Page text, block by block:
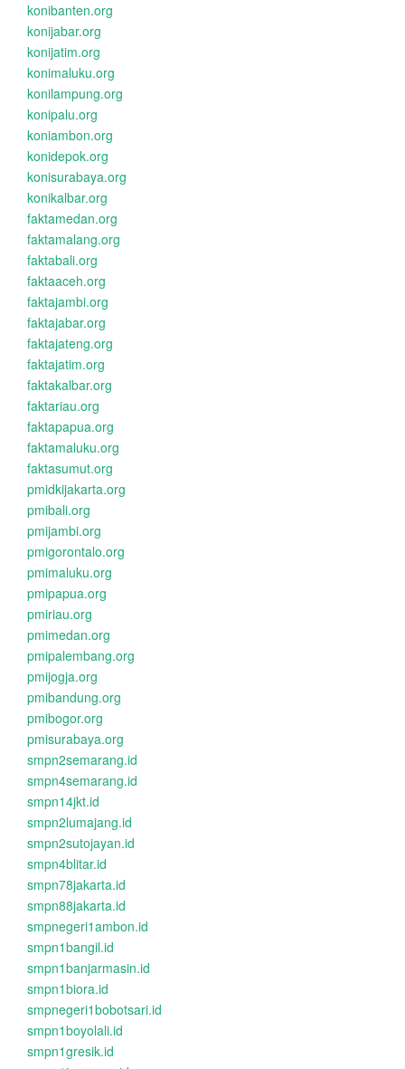
konibanten.org
konijabar.org
konijatim.org
konimaluku.org
konilampung.org
konipalu.org
koniambon.org
konidepok.org
konisurabaya.org
konikalbar.org
faktamedan.org
faktamalang.org
faktabali.org
faktaaceh.org
faktajambi.org
faktajabar.org
faktajateng.org
faktajatim.org
faktakalbar.org
faktariau.org
faktapapua.org
faktamaluku.org
faktasumut.org
pmidkijakarta.org
pmibali.org
pmijambi.org
pmigorontalo.org
pmimaluku.org
pmipapua.org
pmiriau.org
pmimedan.org
pmipalembang.org
pmijogja.org
pmibandung.org
pmibogor.org
pmisurabaya.org
smpn2semarang.id
smpn4semarang.id
smpn14jkt.id
smpn2lumajang.id
smpn2sutojayan.id
smpn4blitar.id
smpn78jakarta.id
smpn88jakarta.id
smpnegeri1ambon.id
smpn1bangil.id
smpn1banjarmasin.id
smpn1biora.id
smpnegeri1bobotsari.id
smpn1boyolali.id
smpn1gresik.id